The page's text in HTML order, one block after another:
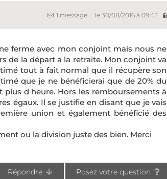
1 message le 30/08/2016 à 09:43
ferme avec mon conjoint mais nous ne
de la départ a la retraite. Mon conjoint va
tout à fait normal que il récupère son
que je ne bénéficierai que de 20% du
d heure. Hors les remboursements à
égaux. Il se justifie en disant que je vais
union et également bénéficié des
ou la division juste des bien. Merci
Répondre Posez votre question